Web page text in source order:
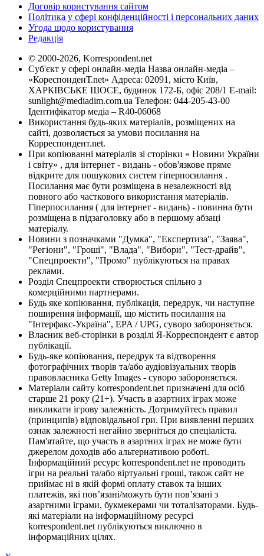
Договір користування сайтом
Політика у сфері конфіденційності і персональних даних
Угода щодо користування
Редакція
© 2000-2026, Korrespondent.net
Суб'єкт у сфері онлайн-медіа Назва онлайн-медіа –
«КореспонденТ.net» Адреса: 02091, місто Київ,
ХАРКІВСЬКЕ ШОСЕ, будинок 172-Б, офіс 208/1 E-mail:
sunlight@mediadim.com.ua Телефон: 044-205-43-00
Ідентифікатор медіа – R40-06068
Використання будь-яких матеріалів, розміщених на
сайті, дозволяється за умови посилання на
Корреспондент.net.
При копіюванні матеріалів зі сторінки « Новини України
і світу» , для інтернет - видань - обов'язкове пряме
відкрите для пошукових систем гіперпосилання .
Посилання має бути розміщена в незалежності від
повного або часткового використання матеріалів.
Гіперпосилання ( для інтернет - видань) - повинна бути
розміщена в підзаголовку або в першому абзаці
матеріалу.
Новини з позначками "Думка", "Експертиза", "Заява",
"Регіони", "Гроші", "Влада", "Вибори", "Тест-драйв",
"Спецпроекти", "Промо" публікуються на правах
реклами.
Розділ Спецпроекти створюється спільно з
комерційними партнерами.
Будь яке копіювання, публікація, передрук, чи наступне
поширення інформації, що містить посилання на
"Інтерфакс-Україна", EPA / UPG, суворо забороняється.
Власник веб-сторінки в розділі Я-Корреспондент є автор
публікації.
Будь-яке копіювання, передрук та відтворення
фотографічних творів та/або аудіовізуальних творів
правовласника Getty Images - суворо забороняється.
Матеріали сайту korrespondent.net призначені для осіб
старше 21 року (21+). Участь в азартних іграх може
викликати ігрову залежність. Дотримуйтесь правил
(принципів) відповідальної гри. При виявленні перших
ознак залежності негайно зверніться до спеціаліста.
Пам'ятайте, що участь в азартних іграх не може бути
джерелом доходів або альтернативою роботі.
Інформаційний ресурс korrespondent.net не проводить
ігри на реальні та/або віртуальні гроші, також сайт не
приймає ні в якій формі оплату ставок та інших
платежів, які пов’язані/можуть бути пов’язані з
азартними іграми, букмекерами чи тоталізаторами. Будь-
які матеріали на інформаційному ресурсі
korrespondent.net публікуються виключно в
інформаційних цілях.